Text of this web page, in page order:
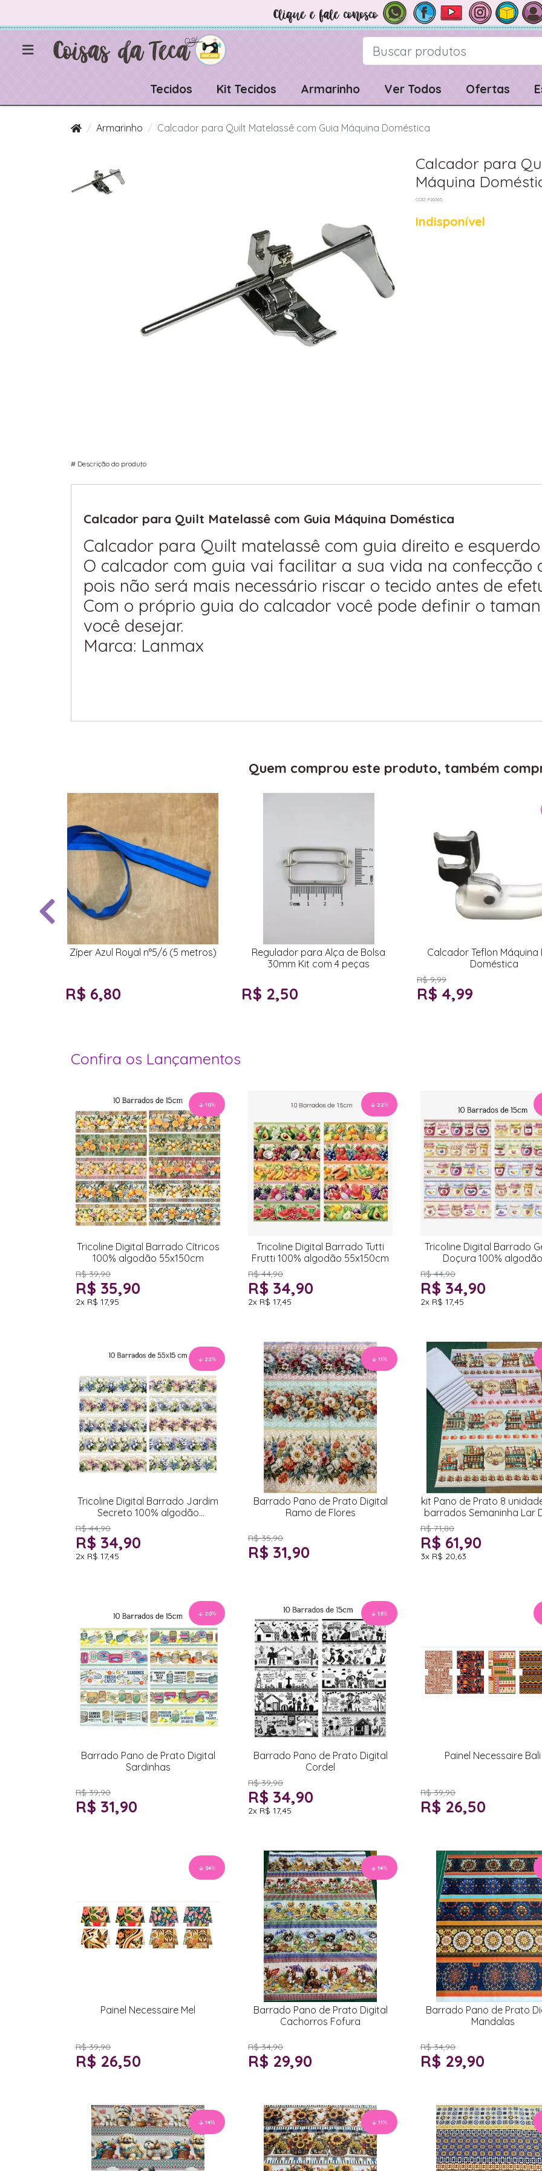
Tecidos Kit Tecidos Armarinho Ver Todos Ofertas
Armarinho Calcador para Quilt Matelassê com Guia Máquina Doméstica
Calcador para
Máquina
COD: P20365
Indisponível
# Descrição do produto
Calcador para Quilt Matelassê com Guia Máquina Doméstica
Calcador para Quilt matelassê com guia direito e
O calcador com guia vai facilitar a sua vida na confecção
pois não será mais necessário riscar o tecido antes de
Com o próprio guia do calcador você pode definir o
você desejar.
Marca: Lanmax
Quem comprou este produto, também
Zíper Azul Royal n°5/6 (5 metros)
R$ 6,80
Regulador para Alça de Bolsa
30mm Kit com 4 peças
R$ 2,50
Calcador Teflon Máquina
Doméstica
R$ 9,99
R$ 4,99
Confira os Lançamentos
10%
Tricoline Digital Barrado Cítricos
100% algodão 55x150cm
R$ 39,90
R$ 35,90
2x R$ 17,95
22%
Tricoline Digital Barrado Tutti
Frutti 100% algodão 55x150cm
R$ 44,90
R$ 34,90
2x R$ 17,45
Tricoline Digital Barrado
Doçura 100% algodão
R$ 44,90
R$ 34,90
2x R$ 17,45
22%
Tricoline Digital Barrado Jardim
Secreto 100% algodão
R$ 44,90
R$ 34,90
2x R$ 17,45
11%
Barrado Pano de Prato Digital
Ramo de Flores
R$ 35,90
R$ 31,90
kit Pano de Prato 8
barrados Semaninha Lar
R$ 71,80
R$ 61,90
3x R$ 20,63
20%
Barrado Pano de Prato Digital
Sardinhas
R$ 39,90
R$ 31,90
13%
Barrado Pano de Prato Digital
Cordel
R$ 39,90
R$ 34,90
2x R$ 17,45
Painel Necessaire Bali
R$ 39,90
R$ 26,50
34%
Painel Necessaire Mel
R$ 39,90
R$ 26,50
14%
Barrado Pano de Prato Digital
Cachorros Fofura
R$ 34,90
R$ 29,90
Barrado Pano de Prato
Mandalas
R$ 34,90
R$ 29,90
14% 11%